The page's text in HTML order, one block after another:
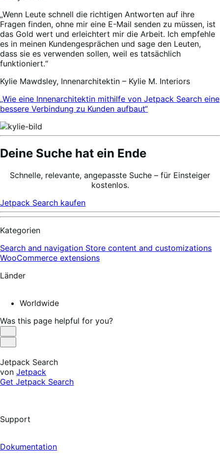
„Wenn Leute schnell die richtigen Antworten auf ihre
Fragen finden, ohne mir eine E-Mail senden zu müssen, ist
das Gold wert und erleichtert mir die Arbeit. Ich empfehle
es in meinen Kundengesprächen und sage den Leuten,
dass sie es verwenden sollen, weil es tatsächlich
funktioniert.“
Kylie Mawdsley, Innenarchitektin – Kylie M. Interiors
„Wie eine Innenarchitektin mithilfe von Jetpack Search eine
bessere Verbindung zu Kunden aufbaut“
Deine Suche hat ein Ende
Schnelle, relevante, angepasste Suche – für Einsteiger
kostenlos.
Jetpack Search kaufen
Kategorien
Search and navigation Store content and customizations
WooCommerce extensions
Länder
Worldwide
Was this page helpful for you?
Helpful
Not
Jetpack Search
von Jetpack
Get Jetpack Search
Support
Dokumentation